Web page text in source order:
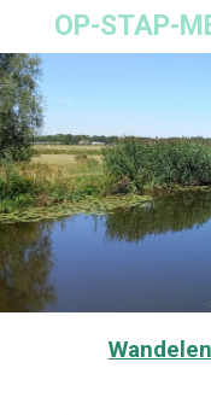
direct
naar
de
hoofdinhoud
OP-STAP-